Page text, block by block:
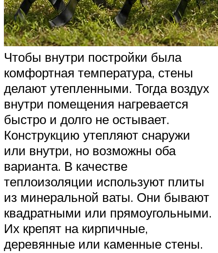
Чтобы внутри постройки была
комфортная температура, стены
делают утепленными. Тогда воздух
внутри помещения нагревается
быстро и долго не остывает.
Конструкцию утепляют снаружи
или внутри, но возможны оба
варианта. В качестве
теплоизоляции используют плиты
из минеральной ваты. Они бывают
квадратными или прямоугольными.
Их крепят на кирпичные,
деревянные или каменные стены.